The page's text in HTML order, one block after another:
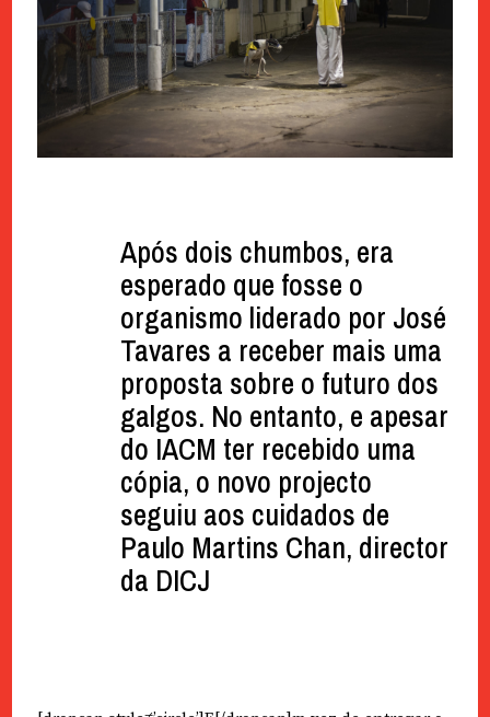
Após dois chumbos, era
esperado que fosse o
organismo liderado por José
Tavares a receber mais uma
proposta sobre o futuro dos
galgos. No entanto, e apesar
do IACM ter recebido uma
cópia, o novo projecto
seguiu aos cuidados de
Paulo Martins Chan, director
da DICJ